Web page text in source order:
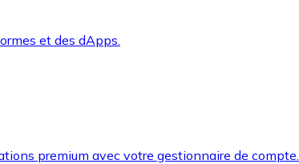
et des dApps.
premium avec votre gestionnaire de compte.